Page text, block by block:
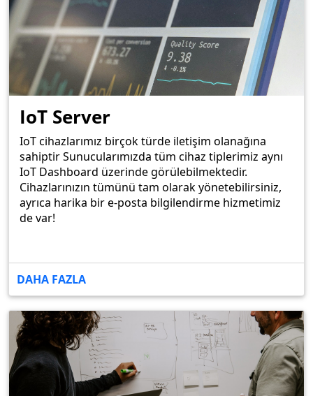
IoT Server
IoT cihazlarımız birçok türde iletişim olanağına
sahiptir Sunucularımızda tüm cihaz tiplerimiz aynı
IoT Dashboard üzerinde görülebilmektedir.
Cihazlarınızın tümünü tam olarak yönetebilirsiniz,
ayrıca harika bir e-posta bilgilendirme hizmetimiz
de var!
DAHA FAZLA